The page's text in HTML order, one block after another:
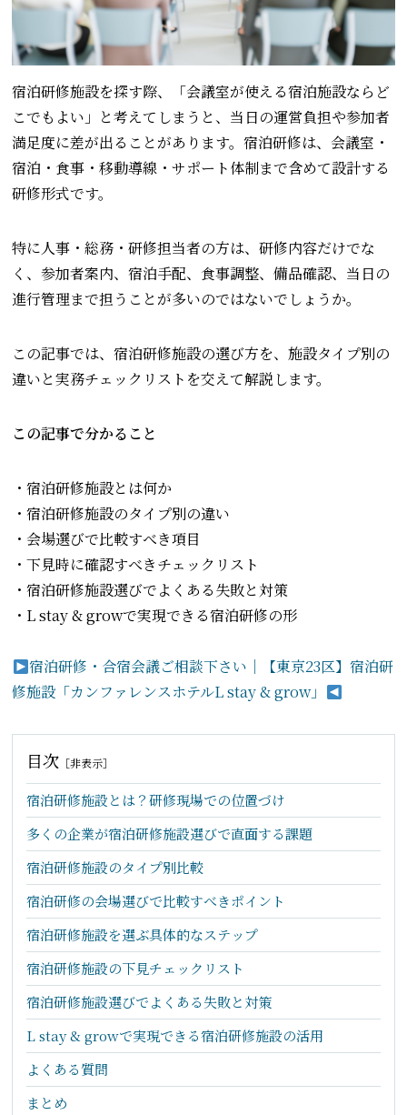
宿泊研修施設を探す際、「会議室が使える宿泊施設ならど
こでもよい」と考えてしまうと、当日の運営負担や参加者
満足度に差が出ることがあります。宿泊研修は、会議室・
宿泊・食事・移動導線・サポート体制まで含めて設計する
研修形式です。
特に人事・総務・研修担当者の方は、研修内容だけでな
く、参加者案内、宿泊手配、食事調整、備品確認、当日の
進行管理まで担うことが多いのではないでしょうか。
この記事では、宿泊研修施設の選び方を、施設タイプ別の
違いと実務チェックリストを交えて解説します。
この記事で分かること
・宿泊研修施設とは何か
・宿泊研修施設のタイプ別の違い
・会場選びで比較すべき項目
・下見時に確認すべきチェックリスト
・宿泊研修施設選びでよくある失敗と対策
・L stay & growで実現できる宿泊研修の形
宿泊研修・合宿会議ご相談下さい｜【東京23区】宿泊研
修施設「カンファレンスホテルL stay & grow」
目次 ［非表示］
宿泊研修施設とは？研修現場での位置づけ
多くの企業が宿泊研修施設選びで直面する課題
宿泊研修施設のタイプ別比較
宿泊研修の会場選びで比較すべきポイント
宿泊研修施設を選ぶ具体的なステップ
宿泊研修施設の下見チェックリスト
宿泊研修施設選びでよくある失敗と対策
L stay & growで実現できる宿泊研修施設の活用
よくある質問
まとめ